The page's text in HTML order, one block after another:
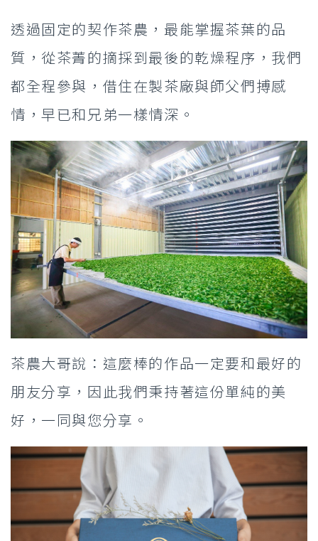
透過固定的契作茶農，最能掌握茶葉的品
質，從茶菁的摘採到最後的乾燥程序，我們
都全程參與，借住在製茶廠與師父們搏感
情，早已和兄弟一樣情深。
茶農大哥說：這麼棒的作品一定要和最好的
朋友分享，因此我們秉持著這份單純的美
好，一同與您分享。